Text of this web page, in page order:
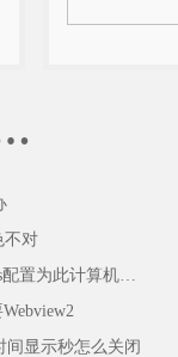
不对
重装时报错：windows安装程序无法将windows配置为此计算机的硬件运行怎么办
间显示秒怎么关闭